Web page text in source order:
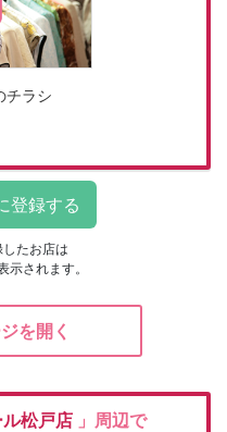
チラシ
たお店は
示されます。
を開く
松戸店 」周辺で